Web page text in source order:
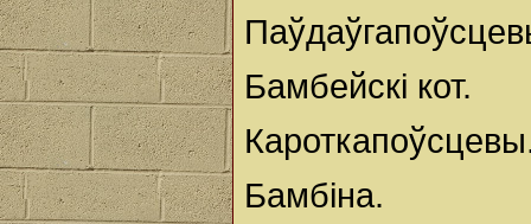
Бамбейскі кот.
Бамбіна.